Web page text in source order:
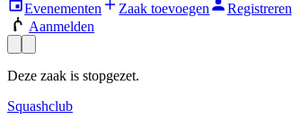
Evenementen Zaak toevoegen
Registreren
Aanmelden
Deze zaak is stopgezet.
Squashclub